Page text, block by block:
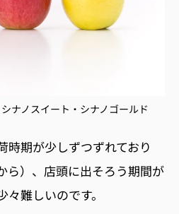
ナノスイート・シナノゴールド
時期が少しずつずれており
ら）、店頭に出そろう期間が
難しいのです。